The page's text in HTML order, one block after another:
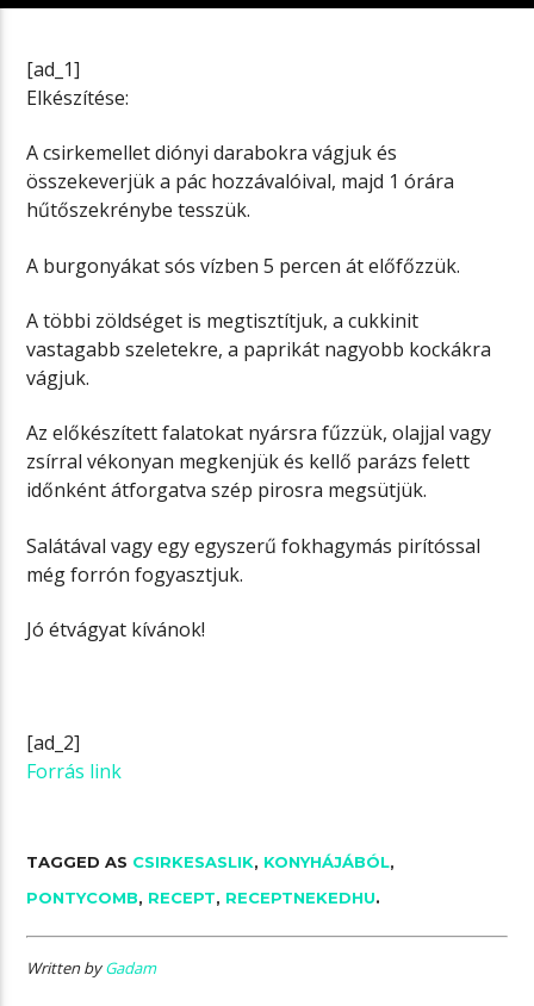
[ad_1]
Elkészítése:
A csirkemellet diónyi darabokra vágjuk és
összekeverjük a pác hozzávalóival, majd 1 órára
hűtőszekrénybe tesszük.
A burgonyákat sós vízben 5 percen át előfőzzük.
A többi zöldséget is megtisztítjuk, a cukkinit
vastagabb szeletekre, a paprikát nagyobb kockákra
vágjuk.
Az előkészített falatokat nyársra fűzzük, olajjal vagy
zsírral vékonyan megkenjük és kellő parázs felett
időnként átforgatva szép pirosra megsütjük.
Salátával vagy egy egyszerű fokhagymás pirítóssal
még forrón fogyasztjuk.
Jó étvágyat kívánok!
[ad_2]
Forrás link
TAGGED AS CSIRKESASLIK, KONYHÁJÁBÓL,
PONTYCOMB, RECEPT, RECEPTNEKEDHU.
Written byGadam